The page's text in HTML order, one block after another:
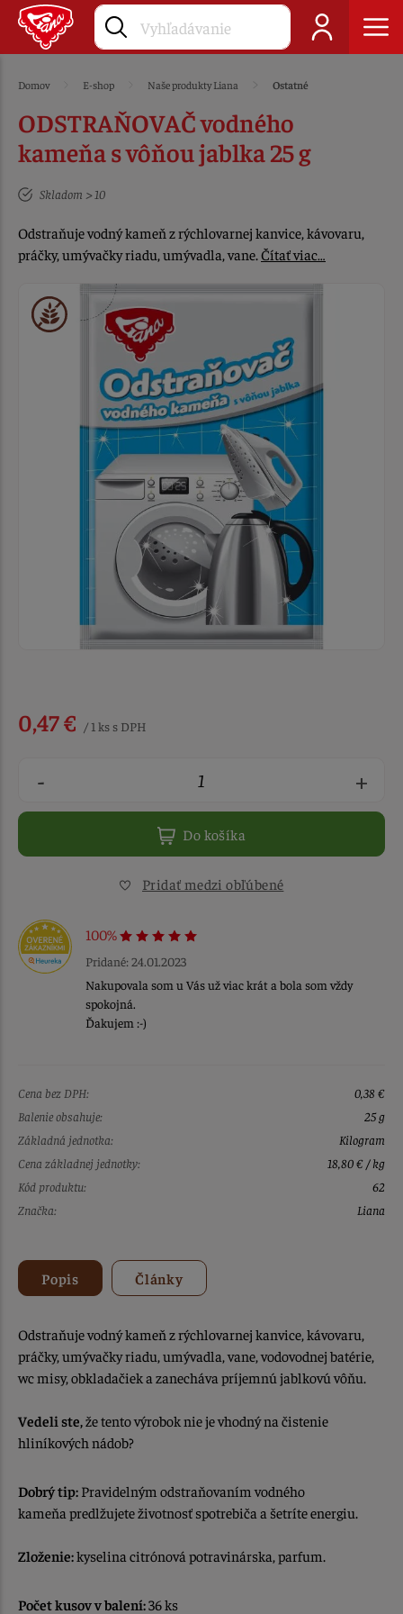
Domov E-shop Naše produkty Liana Ostatné
ODSTRAŇOVAČ vodného
kameňa s vôňou jablka 25 g
Skladom > 10
Odstraňuje vodný kameň z rýchlovarnej kanvice, kávovaru,
práčky, umývačky riadu, umývadla, vane.Čítať viac…
0,47 € / 1 ks s DPH
- +
Do košíka
Pridať medzi obľúbené
100%
Pridané: 24.01.2023
Nakupovala som u Vás už viac krát a bola som vždy
spokojná.
Ďakujem :-)
Cena bez DPH:
0,38 €
Balenie obsahuje:
25 g
Základná jednotka:
Kilogram
Cena základnej jednotky:
18,80 € / kg
Kód produktu:
62
Značka:
Liana
Popis Články
Odstraňuje vodný kameň z rýchlovarnej kanvice, kávovaru,
práčky, umývačky riadu, umývadla, vane, vodovodnej batérie,
wc misy, obkladačiek a zanecháva príjemnú jablkovú vôňu.
Vedeli ste, že tento výrobok nie je vhodný na čistenie
hliníkových nádob?
Dobrý tip: Pravidelným odstraňovaním vodného
kameňa predlžujete životnosť spotrebiča a šetríte energiu.
Zloženie:kyselina citrónová potravinárska, parfum.
Počet kusov v balení:36 ks